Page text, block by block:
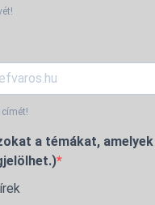
a témákat,